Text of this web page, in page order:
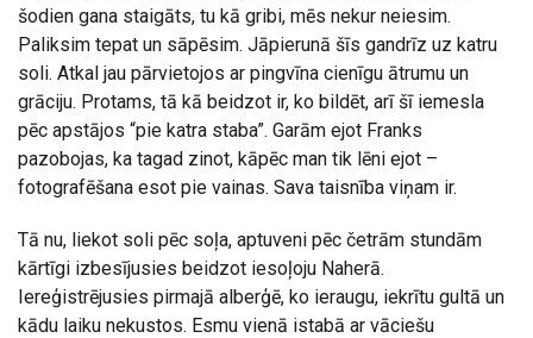
šodien gana staigāts, tu kā gribi, mēs nekur neiesim.
Paliksim tepat un sāpēsim. Jāpierunā šīs gandrīz uz katru
soli. Atkal jau pārvietojos ar pingvīna cienīgu ātrumu un
grāciju. Protams, tā kā beidzot ir, ko bildēt, arī šī iemesla
pēc apstājos “pie katra staba”. Garām ejot Franks
pazobojas, ka tagad zinot, kāpēc man tik lēni ejot –
fotografēšana esot pie vainas. Sava taisnība viņam ir.
Tā nu, liekot soli pēc soļa, aptuveni pēc četrām stundām
kārtīgi izbesījusies beidzot iesoļoju Naherā.
Iereģistrējusies pirmajā alberģē, ko ieraugu, iekrītu gultā un
kādu laiku nekustos. Esmu vienā istabā ar vāciešu